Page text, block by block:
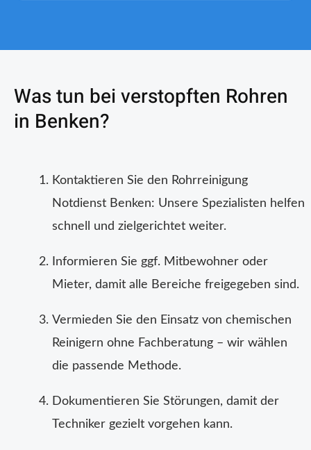
Was tun bei verstopften Rohren
in Benken?
Kontaktieren Sie den Rohrreinigung
Notdienst Benken: Unsere Spezialisten helfen
schnell und zielgerichtet weiter.
Informieren Sie ggf. Mitbewohner oder
Mieter, damit alle Bereiche freigegeben sind.
Vermieden Sie den Einsatz von chemischen
Reinigern ohne Fachberatung – wir wählen
die passende Methode.
Dokumentieren Sie Störungen, damit der
Techniker gezielt vorgehen kann.